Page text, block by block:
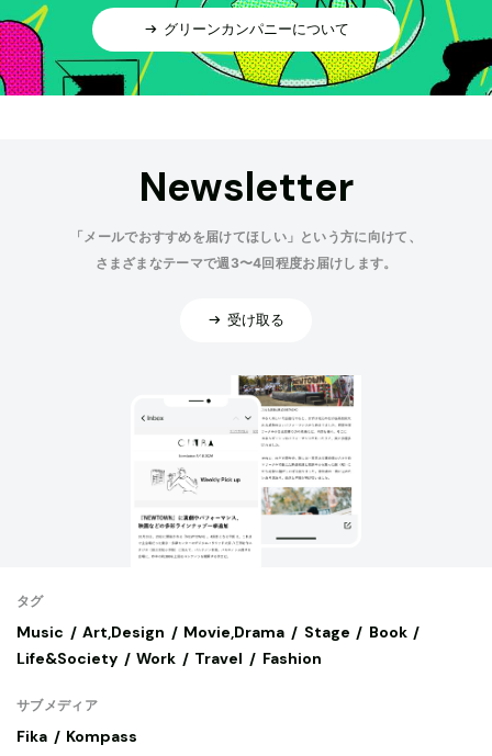
グリーンカンパニーについて
Newsletter
「メールでおすすめを届けてほしい」という方に向けて、
さまざまなテーマで週3〜4回程度お届けします。
受け取る
タグ
Music Art,Design Movie,Drama Stage
Book
Life&Society
Work Travel Fashion
サブメディア
Fika Kompass